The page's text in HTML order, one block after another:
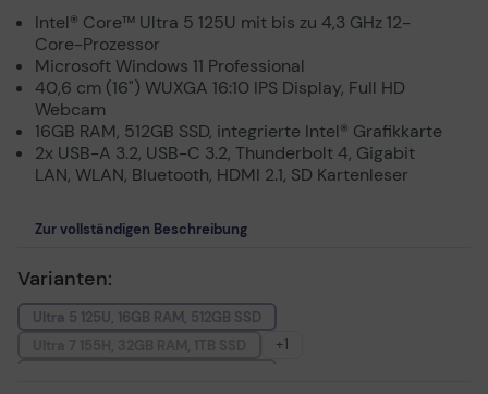
Intel® Core™ Ultra 5 125U mit bis zu 4,3 GHz 12-
Core-Prozessor
Microsoft Windows 11 Professional
40,6 cm (16") WUXGA 16:10 IPS Display, Full HD
Webcam
16GB RAM, 512GB SSD, integrierte Intel® Grafikkarte
2x USB-A 3.2, USB-C 3.2, Thunderbolt 4, Gigabit
LAN, WLAN, Bluetooth, HDMI 2.1, SD Kartenleser
Zur vollständigen Beschreibung
Varianten:
Ultra 5 125U, 16GB RAM, 512GB SSD
+1